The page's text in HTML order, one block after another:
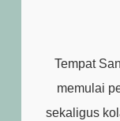
Tempat
memulai
sekaligus